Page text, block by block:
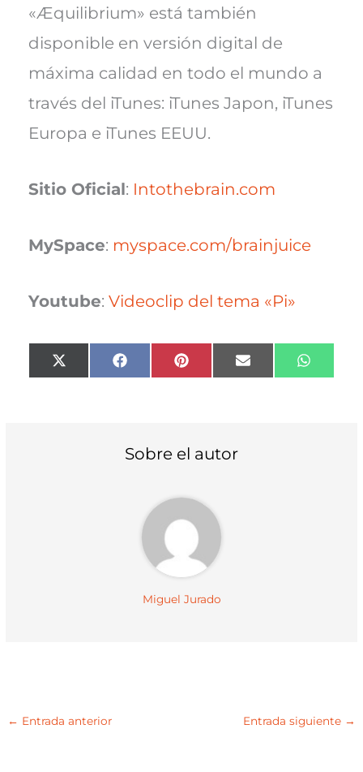
«Æquilibrium» está también
disponible en versión digital de
máxima calidad en todo el mundo a
través del iTunes: iTunes Japon, iTunes
Europa e iTunes EEUU.
Sitio Oficial: Intothebrain.com
MySpace: myspace.com/brainjuice
Youtube: Videoclip del tema «Pi»
Compartir
en
X
(
Compartir
en
F
a
o
k
Compartir
en
P
i
e
s
Compartir
en
E
m
en
W
h
Sobre el autor
Miguel Jurado
← Entrada anterior Entrada siguiente →